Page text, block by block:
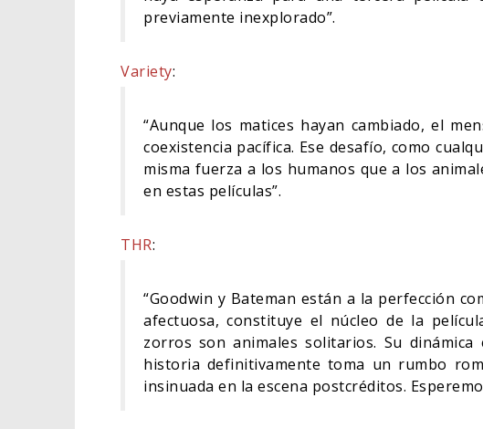
previamente inexplorado”.
Variety:
“Aunque los matices hayan cambiado, el
coexistencia pacífica. Ese desafío, como
misma fuerza a los humanos que a los
en estas películas”.
THR:
“Goodwin y Bateman están a la perfección
afectuosa, constituye el núcleo de la
zorros son animales solitarios. Su
historia definitivamente toma un rumbo
insinuada en la escena postcréditos.